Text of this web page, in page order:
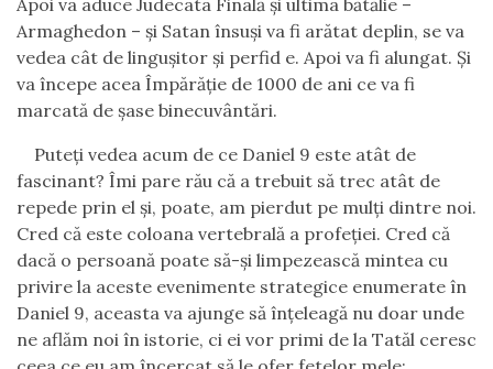
Apoi va aduce Judecata Finală și ultima bătălie –
Armaghedon – și Satan însuși va fi arătat deplin, se va
vedea cât de lingușitor și perfid e. Apoi va fi alungat. Și
va începe acea Împărăție de 1000 de ani ce va fi
marcată de șase binecuvântări.
Puteți vedea acum de ce Daniel 9 este atât de
fascinant? Îmi pare rău că a trebuit să trec atât de
repede prin el și, poate, am pierdut pe mulți dintre noi.
Cred că este coloana vertebrală a profeției. Cred că
dacă o persoană poate să-și limpezească mintea cu
privire la aceste evenimente strategice enumerate în
Daniel 9, aceasta va ajunge să înțeleagă nu doar unde
ne aflăm noi în istorie, ci ei vor primi de la Tatăl ceresc